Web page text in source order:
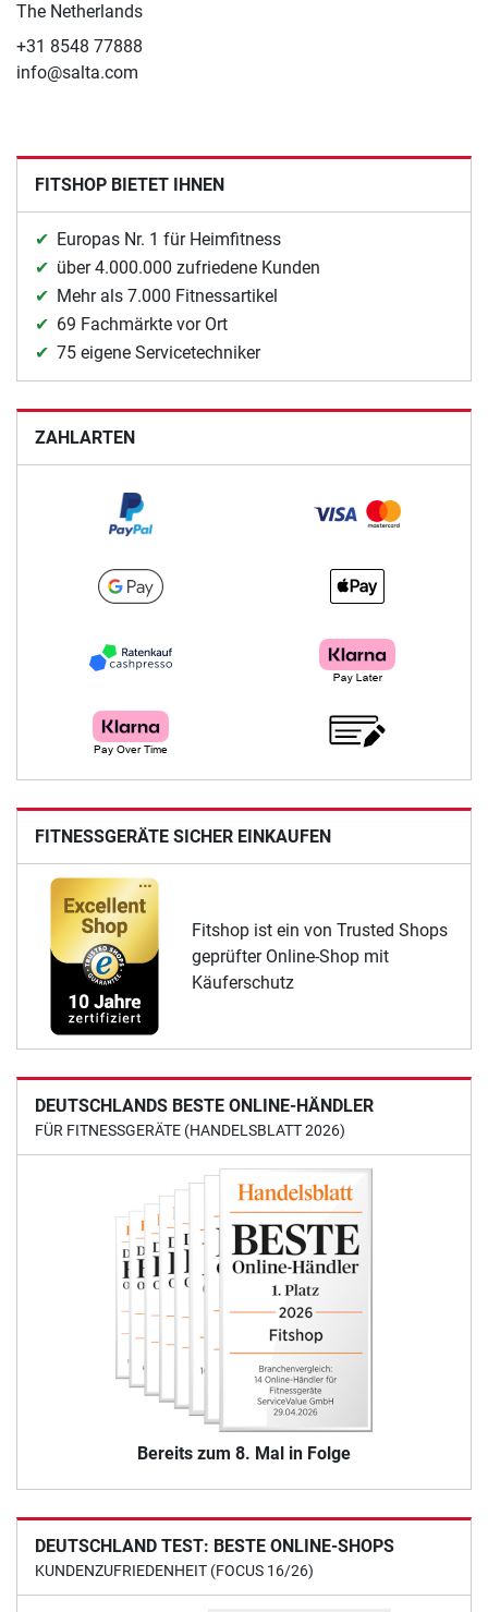
The Netherlands
+31 8548 77888
info@salta.com
FITSHOP BIETET IHNEN
Europas Nr. 1 für Heimfitness
über 4.000.000 zufriedene Kunden
Mehr als 7.000 Fitnessartikel
69 Fachmärkte vor Ort
75 eigene Servicetechniker
ZAHLARTEN
FITNESSGERÄTE SICHER EINKAUFEN
Fitshop ist ein von Trusted Shops
geprüfter Online-Shop mit
Käuferschutz
DEUTSCHLANDS BESTE ONLINE-HÄNDLER
FÜR FITNESSGERÄTE (HANDELSBLATT 2026)
Bereits zum 8. Mal in Folge
DEUTSCHLAND TEST: BESTE ONLINE-SHOPS
KUNDENZUFRIEDENHEIT (FOCUS 16/26)